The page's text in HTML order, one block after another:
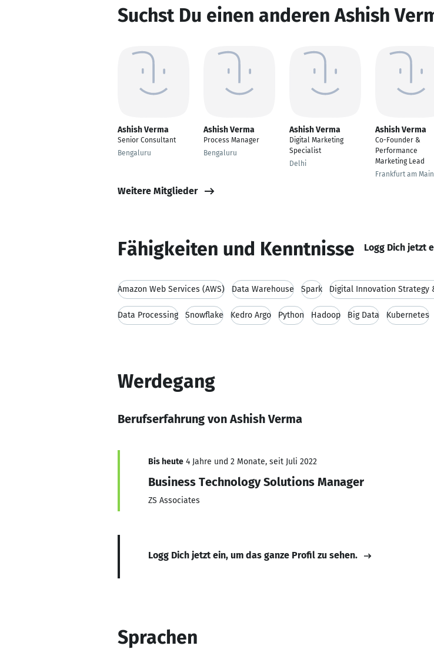
Suchst Du einen anderen Ashish
Ashish Verma
Senior Consultant
Bengaluru
Ashish Verma
Process Manager
Bengaluru
Ashish Verma
Digital Marketing
Specialist
Delhi
Ashish Verma
Co-Founder &
Performance
Marketing Lead
Frankfurt am Main
Weitere Mitglieder
Fähigkeiten und Kenntnisse Logg Dich jetzt
Amazon Web Services (AWS) Data Warehouse Spark Digital Innovation Strategy
Data Processing Snowflake Kedro Argo Python Hadoop Big Data Kubernetes
Werdegang
Berufserfahrung von Ashish Verma
Bis heute 4 Jahre und 2 Monate, seit Juli 2022
Business Technology Solutions Manager
ZS Associates
Logg Dich jetzt ein, um das ganze Profil zu sehen.
Sprachen